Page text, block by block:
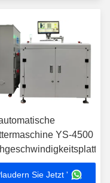
YS-4500
Sie Jetzt '